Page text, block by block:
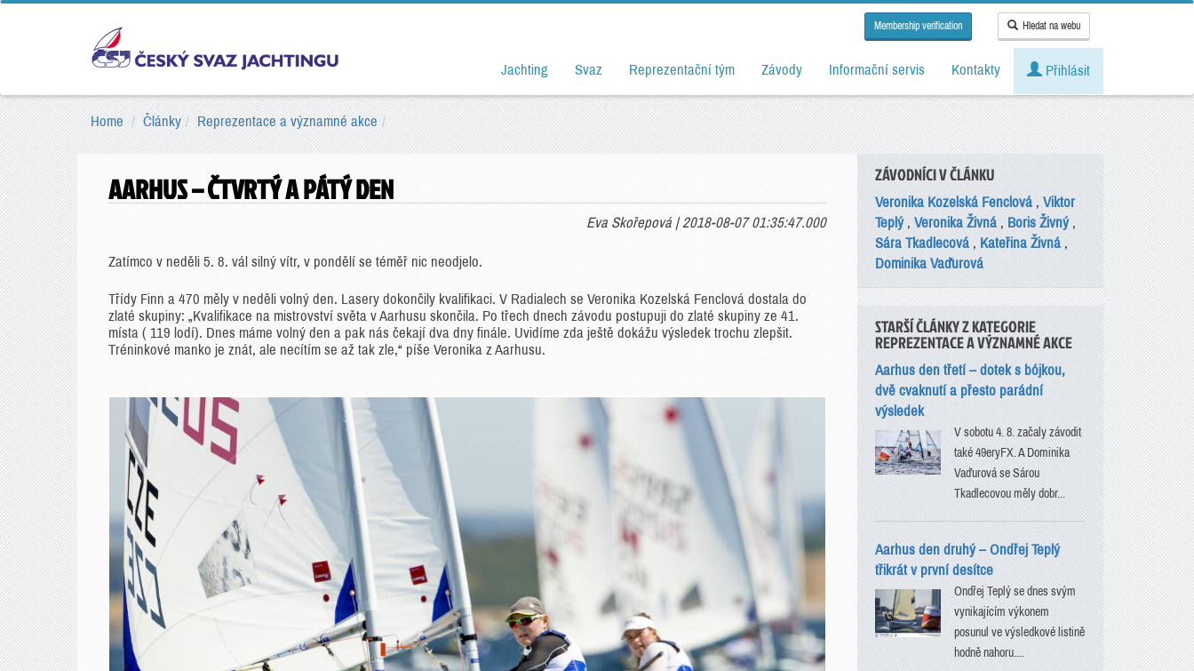
Membership verification Hledat na webu
Jachting Svaz Reprezentační tým Závody Informační servis Kontakty Přihlásit
Home Články Reprezentace a významné akce
AARHUS – ČTVRTÝ A PÁTÝ DEN
Eva Skořepová | 2018-08-07 01:35:47.000
Zatímco v neděli 5. 8. vál silný vítr, v pondělí se téměř nic neodjelo.
Třídy Finn a 470 měly v neděli volný den. Lasery dokončily kvalifikaci. V Radialech se Veronika Kozelská Fenclová dostala do
zlaté skupiny: „Kvalifikace na mistrovství světa v Aarhusu skončila. Po třech dnech závodu postupuji do zlaté skupiny ze 41.
místa ( 119 lodí). Dnes máme volný den a pak nás čekají dva dny finále. Uvidíme zda ještě dokážu výsledek trochu zlepšit.
Tréninkové manko je znát, ale necítím se až tak zle,“ píše Veronika z Aarhusu.
ZÁVODNÍCI V ČLÁNKU
Veronika Kozelská Fenclová,Viktor
Teplý,Veronika Živná,Boris Živný,
Sára Tkadlecová, Kateřina Živná,
Dominika Vaďurová
STARŠÍ ČLÁNKY Z KATEGORIE
REPREZENTACE A VÝZNAMNÉ AKCE
Aarhus den třetí – dotek s bójkou,
dvě cvaknutí a přesto parádní
výsledek
V sobotu 4. 8. začaly závodit
také 49eryFX. A Dominika
Vaďurová se Sárou
Tkadlecovou měly dobr...
Aarhus den druhý – Ondřej Teplý
třikrát v první desítce
Ondřej Teplý se dnes svým
vynikajícím výkonem
posunul ve výsledkové listině
hodně nahoru....